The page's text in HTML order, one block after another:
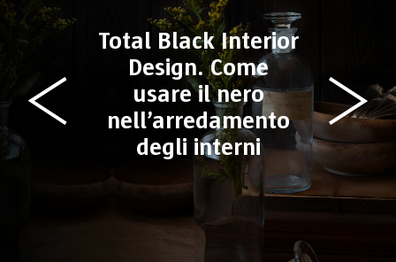
Total Black Interior
Design. Come
usare il nero
nell’arredamento
degli interni